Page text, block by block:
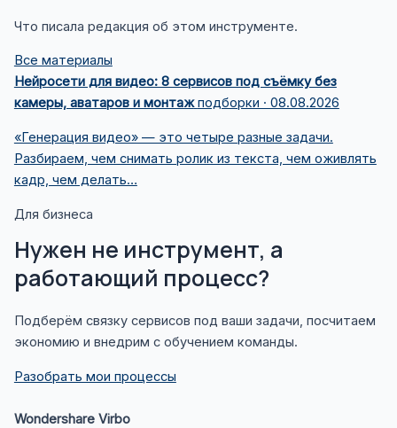
Что писала редакция об этом инструменте.
Все материалы
Нейросети для видео: 8 сервисов под съёмку без
камеры, аватаров и монтаж подборки · 08.08.2026
«Генерация видео» — это четыре разные задачи.
Разбираем, чем снимать ролик из текста, чем оживлять
кадр, чем делать…
Для бизнеса
Нужен не инструмент, а
работающий процесс?
Подберём связку сервисов под ваши задачи, посчитаем
экономию и внедрим с обучением команды.
Разобрать мои процессы
Wondershare Virbo